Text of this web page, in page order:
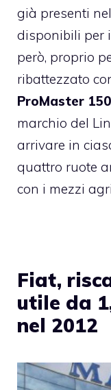
già presenti
disponibili per
però, proprio
ribattezzato
ProMaster
marchio del
arrivare in
quattro ruote
con i mezzi
Fiat,
utile da
nel 2012